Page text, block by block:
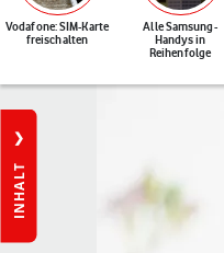
Vodafone: SIM-Karte
freischalten
Alle Samsung-
Handys in
Reihenfolge
INHALT